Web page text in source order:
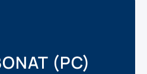
(PC)